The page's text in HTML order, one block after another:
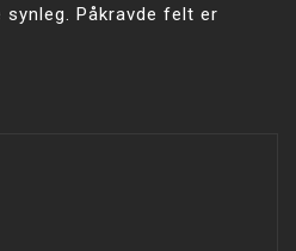
synleg. Påkravde felt er